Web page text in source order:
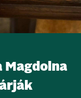
Magdolna